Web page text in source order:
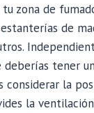
zona de
de
deberías tener
considerar la
la